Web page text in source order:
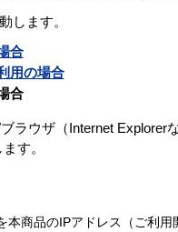
します。
合
用の場合
合
ラウザ（Internet Explorer
す。
本商品のIPアドレス（ご利